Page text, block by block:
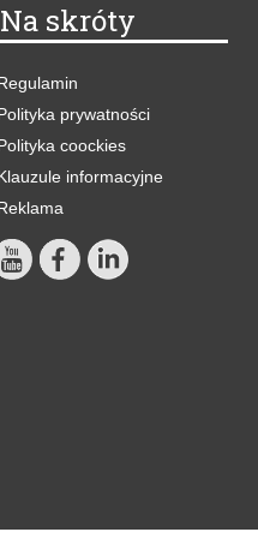
Na skróty
prywatności
coockies
informacyjne